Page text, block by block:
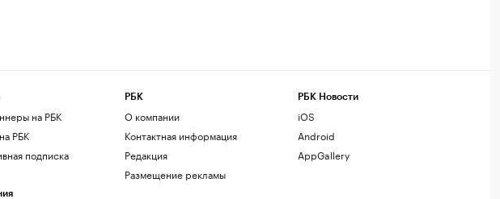
на РБК
РБК
подписка
РБК
О компании
Контактная информация
Редакция
Размещение рекламы
РБК Новости
iOS
Android
AppGallery